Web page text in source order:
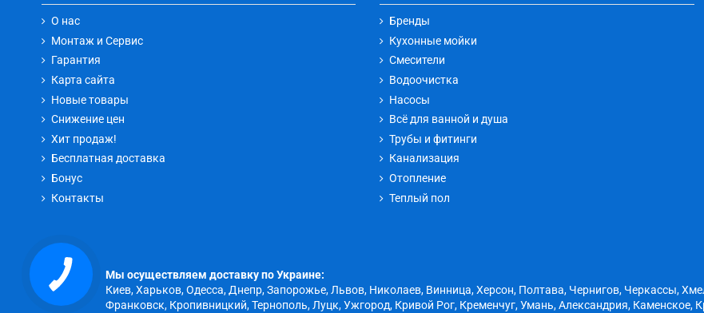
О нас
Монтаж и Сервис
Гарантия
Карта сайта
Новые товары
Снижение цен
Хит продаж!
Бесплатная доставка
Бонус
Контакты
Бренды
Кухонные мойки
Смесители
Водоочистка
Насосы
Всё для ванной и душа
Трубы и фитинги
Канализация
Отопление
Теплый пол
Мы осуществляем доставку по Украине:
Киев, Харьков, Одесса, Днепр, Запорожье, Львов, Николаев, Винница, Херсон, Полтава, Чернигов, Черкассы,
Франковск, Кропивницкий, Тернополь, Луцк, Ужгород, Кривой Рог, Кременчуг, Умань, Александрия, Каменское,
КНОПКА
ЗВ'ЯЗКУ